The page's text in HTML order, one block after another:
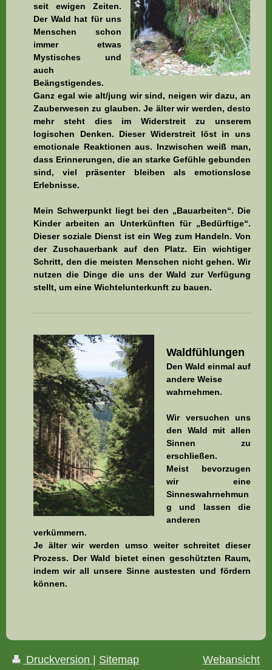
seit ewigen Zeiten.
Der Wald hat für uns
Menschen schon
immer etwas
Mystisches und
auch
Beängstigendes.
Ganz egal wie alt/jung wir sind, neigen wir dazu, an
Zauberwesen zu glauben. Je älter wir werden, desto
mehr steht dies im Widerstreit zu unserem
logischen Denken. Dieser Widerstreit löst in uns
emotionale Reaktionen aus. Inzwischen weiß man,
dass Erinnerungen, die an starke Gefühle gebunden
sind, viel präsenter bleiben als emotionslose
Erlebnisse.
Mein Schwerpunkt liegt bei den „Bauarbeiten“. Die
Kinder arbeiten an Unterkünften für „Bedürftige“.
Dieser soziale Dienst ist ein Weg zum Handeln. Von
der Zuschauerbank auf den Platz. Ein wichtiger
Schritt, den die meisten Menschen nicht gehen. Wir
nutzen die Dinge die uns der Wald zur Verfügung
stellt, um eine Wichtelunterkunft zu bauen.
Waldfühlungen
Den Wald einmal auf
andere Weise
wahrnehmen.
Wir versuchen uns
den Wald mit allen
Sinnen zu
erschließen.
Meist bevorzugen
wir eine
Sinneswahrnehmun
g und lassen die
anderen
verkümmern.
Je älter wir werden umso weiter schreitet dieser
Prozess. Der Wald bietet einen geschützten Raum,
indem wir all unsere Sinne austesten und fördern
können.
Druckversion | Sitemap
Webansicht